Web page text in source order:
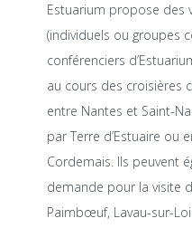
Estuarium propose des
(individuels ou groupes
conférenciers
au cours des croisières
entre Nantes et Saint-
par Terre d’Estuaire ou
Cordemais. Ils peuvent
demande pour la visite
Paimbœuf, Lavau-sur-